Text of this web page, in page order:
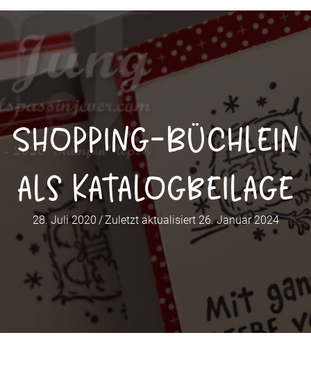
Shopping-Büchlein
als Katalogbeilage
28. Juli 2020 /Zuletzt aktualisiert 26. Januar 2024